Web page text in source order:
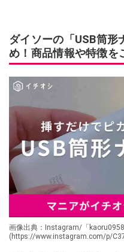
ダイソーの「USB筒形
め！商品情報や特徴を
画像出典：Instagram/「
(https://www.instagram.com/p/